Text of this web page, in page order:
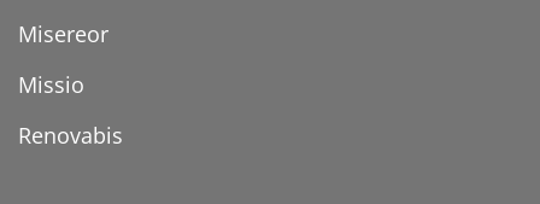
Misereor
Missio
Renovabis